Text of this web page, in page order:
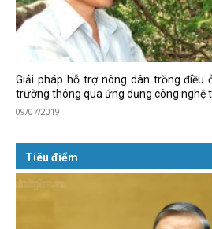
Giải pháp hỗ trợ nông dân trồng điều
trường thông qua ứng dụng công nghệ
09/07/2019
Tiêu điểm